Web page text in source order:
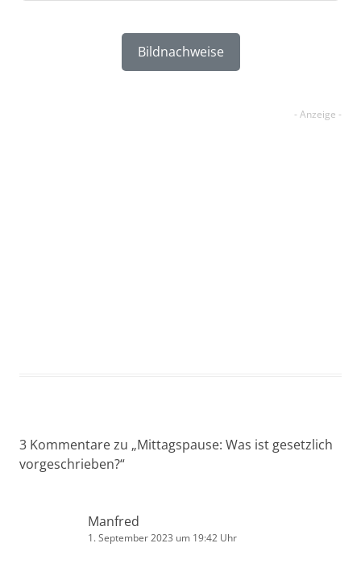
Bildnachweise
3 Kommentare zu „Mittagspause: Was ist gesetzlich
vorgeschrieben?“
Manfred
1. September 2023 um 19:42 Uhr